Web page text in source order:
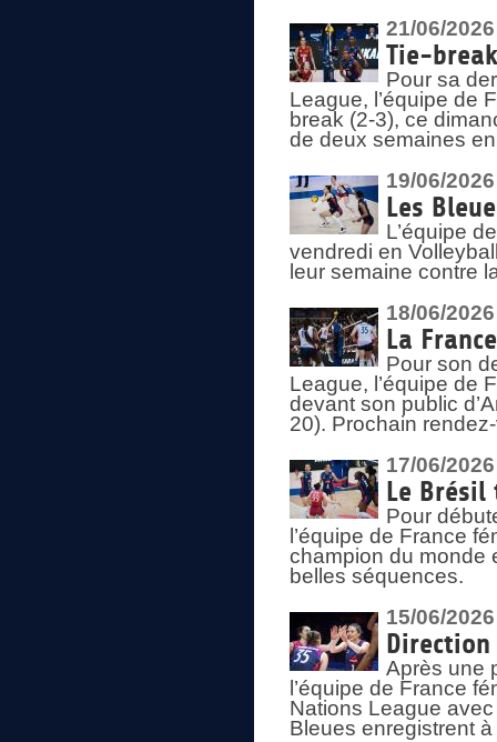
21/06/2026
Tie-
Pour sa
League, l’équipe de
break (2-3), ce
de deux semaines
19/06/2026
Les
L’équipe
vendredi en
leur semaine contre
18/06/2026
La
Pour son
League, l’équipe de
devant son public
20). Prochain
17/06/2026
Le
Pour
l’équipe de France
champion du monde
belles séquences.
15/06/2026
Après une
l’équipe de France
Nations League
Bleues enregistrent